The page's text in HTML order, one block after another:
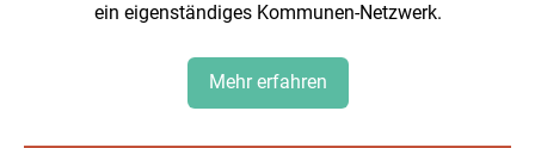
ein eigenständiges Kommunen-Netzwerk.
Mehr erfahren